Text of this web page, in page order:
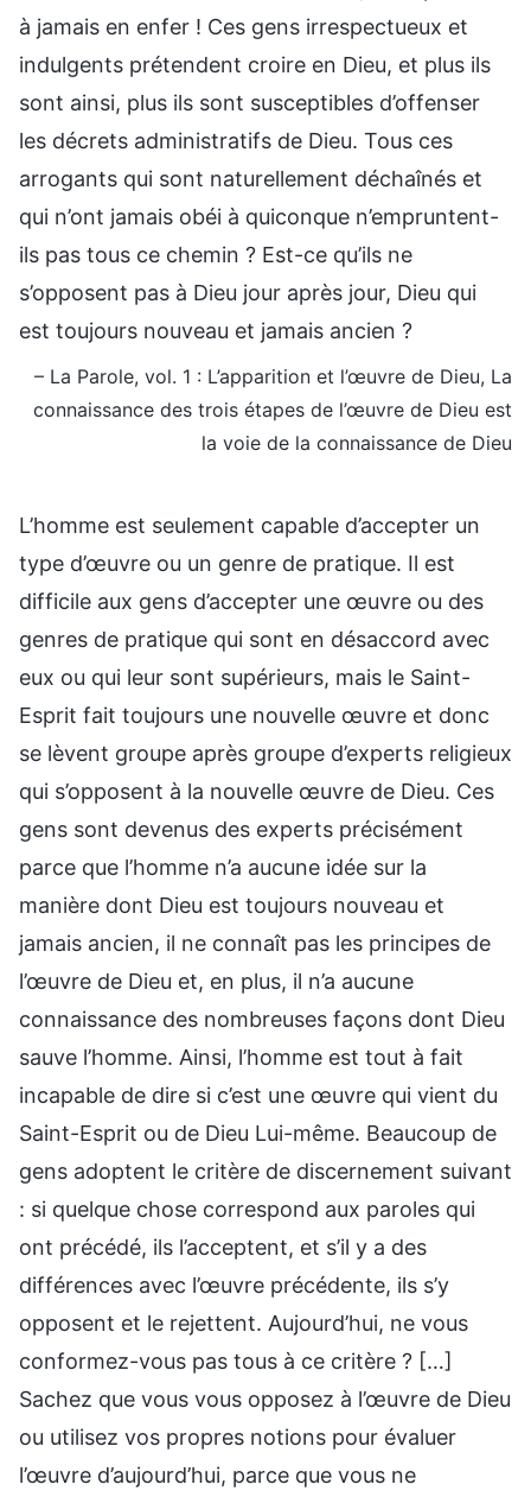
à jamais en enfer ! Ces gens irrespectueux et
indulgents prétendent croire en Dieu, et plus ils
sont ainsi, plus ils sont susceptibles d’offenser
les décrets administratifs de Dieu. Tous ces
arrogants qui sont naturellement déchaînés et
qui n’ont jamais obéi à quiconque n’empruntent-
ils pas tous ce chemin ? Est-ce qu’ils ne
s’opposent pas à Dieu jour après jour, Dieu qui
est toujours nouveau et jamais ancien ?
– La Parole, vol. 1 : L’apparition et l’œuvre de Dieu, La
connaissance des trois étapes de l’œuvre de Dieu est
la voie de la connaissance de Dieu
L’homme est seulement capable d’accepter un
type d’œuvre ou un genre de pratique. Il est
difficile aux gens d’accepter une œuvre ou des
genres de pratique qui sont en désaccord avec
eux ou qui leur sont supérieurs, mais le Saint-
Esprit fait toujours une nouvelle œuvre et donc
se lèvent groupe après groupe d’experts religieux
qui s’opposent à la nouvelle œuvre de Dieu. Ces
gens sont devenus des experts précisément
parce que l’homme n’a aucune idée sur la
manière dont Dieu est toujours nouveau et
jamais ancien, il ne connaît pas les principes de
l’œuvre de Dieu et, en plus, il n’a aucune
connaissance des nombreuses façons dont Dieu
sauve l’homme. Ainsi, l’homme est tout à fait
incapable de dire si c’est une œuvre qui vient du
Saint-Esprit ou de Dieu Lui-même. Beaucoup de
gens adoptent le critère de discernement suivant
: si quelque chose correspond aux paroles qui
ont précédé, ils l’acceptent, et s’il y a des
différences avec l’œuvre précédente, ils s’y
opposent et le rejettent. Aujourd’hui, ne vous
conformez-vous pas tous à ce critère ? […]
Sachez que vous vous opposez à l’œuvre de Dieu
ou utilisez vos propres notions pour évaluer
l’œuvre d’aujourd’hui, parce que vous ne